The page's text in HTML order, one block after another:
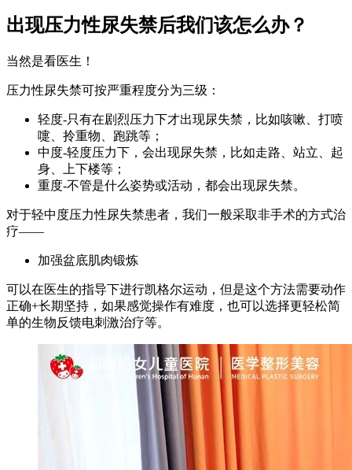
出现压力性尿失禁后我们该怎么办？
当然是看医生！
压力性尿失禁可按严重程度分为三级：
轻度-只有在剧烈压力下才出现尿失禁，比如咳嗽、打喷
嚏、拎重物、跑跳等；
中度-轻度压力下，会出现尿失禁，比如走路、站立、起
身、上下楼等；
重度-不管是什么姿势或活动，都会出现尿失禁。
对于轻中度压力性尿失禁患者，我们一般采取非手术的方式治
疗——
加强盆底肌肉锻炼
可以在医生的指导下进行凯格尔运动，但是这个方法需要动作
正确+长期坚持，如果感觉操作有难度，也可以选择更轻松简
单的生物反馈电刺激治疗等。